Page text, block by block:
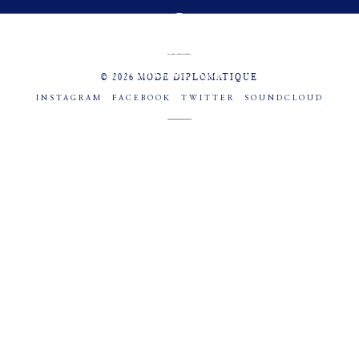
© 2026 MODE DIPLOMATIQUE
INSTAGRAM FACEBOOK TWITTER SOUNDCLOUD